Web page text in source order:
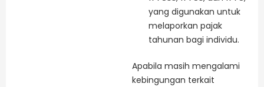
yang digunakan untuk
melaporkan pajak
tahunan bagi individu.
Apabila masih mengalami
kebingungan terkait